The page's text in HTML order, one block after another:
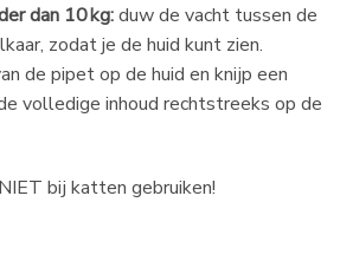
dan 10 kg:duw de vacht tussen de
zodat je de huid kunt zien.
de pipet op de huid en knijp een
volledige inhoud rechtstreeks op de
bij katten gebruiken!